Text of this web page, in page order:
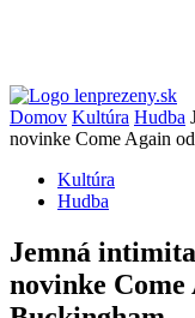
Domov Kultúra Hudba
novinke Come Again
Kultúra
Hudba
Jemná
novinke Come